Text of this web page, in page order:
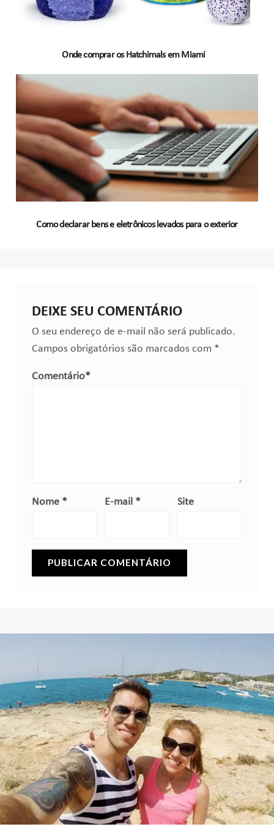
Onde comprar os Hatchimals em Miami
Como declarar bens e eletrônicos levados para o exterior
DEIXE SEU COMENTÁRIO
O seu endereço de e-mail não será publicado.
Campos obrigatórios são marcados com *
Comentário*
Nome * E-mail * Site